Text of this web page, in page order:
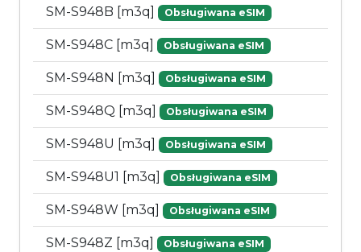
SM-S948B [m3q] Obsługiwana eSIM
SM-S948C [m3q] Obsługiwana eSIM
SM-S948N [m3q] Obsługiwana eSIM
SM-S948Q [m3q] Obsługiwana eSIM
SM-S948U [m3q] Obsługiwana eSIM
SM-S948U1 [m3q] Obsługiwana eSIM
SM-S948W [m3q] Obsługiwana eSIM
SM-S948Z [m3q] Obsługiwana eSIM